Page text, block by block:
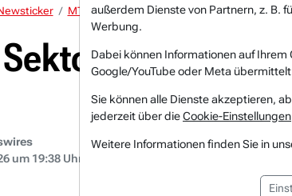
MT Newswires Alle anderen Kategorien
Sektor-Update:
um 19:38 Uhr
außerdem Dienste von Partnern, z. B.
Werbung.
Dabei können Informationen auf
Google/YouTube oder Meta
Sie können alle Dienste akzeptieren,
jederzeit über dieCookie-Einstellungen
Weitere Informationen finden Sie in